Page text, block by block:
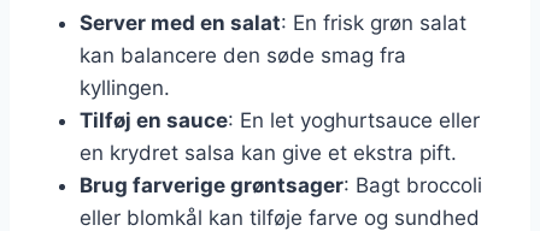
Server med en salat: En frisk grøn salat
kan balancere den søde smag fra
kyllingen.
Tilføj en sauce: En let yoghurtsauce eller
en krydret salsa kan give et ekstra pift.
Brug farverige grøntsager: Bagt broccoli
eller blomkål kan tilføje farve og sundhed